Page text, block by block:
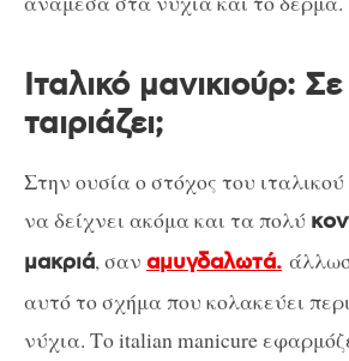
Ιταλικό μανικιούρ:
ταιριάζει;
Στην ουσία ο στόχος του ιταλικού
να δείχνει ακόμα και τα πολύ
μακριά, σαν αμυγδαλωτά.
αυτό το σχήμα που κολακεύει
νύχια. Το italian manicure